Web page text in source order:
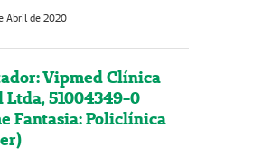
Abril de 2020
Vipmed Clínica
Ltda, 51004349-0
Fantasia: Policlínica